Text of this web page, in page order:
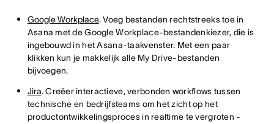
Google Workplace. Voeg bestanden rechtstreeks toe in
Asana met de Google Workplace-bestandenkiezer, die is
ingebouwd in het Asana-taakvenster. Met een paar
klikken kun je makkelijk alle My Drive-bestanden
bijvoegen.
Jira. Creëer interactieve, verbonden workflows tussen
technische en bedrijfsteams om het zicht op het
productontwikkelingsproces in realtime te vergroten -